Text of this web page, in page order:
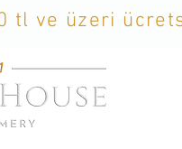
tl ve üzeri